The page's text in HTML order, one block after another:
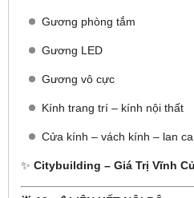
Gương phòng tắm
Gương LED
Gương vô cực
Kính trang trí – kính nội thất
Cửa kính – vách kính – lan
✨ Citybuilding – Giá Trị Vĩnh